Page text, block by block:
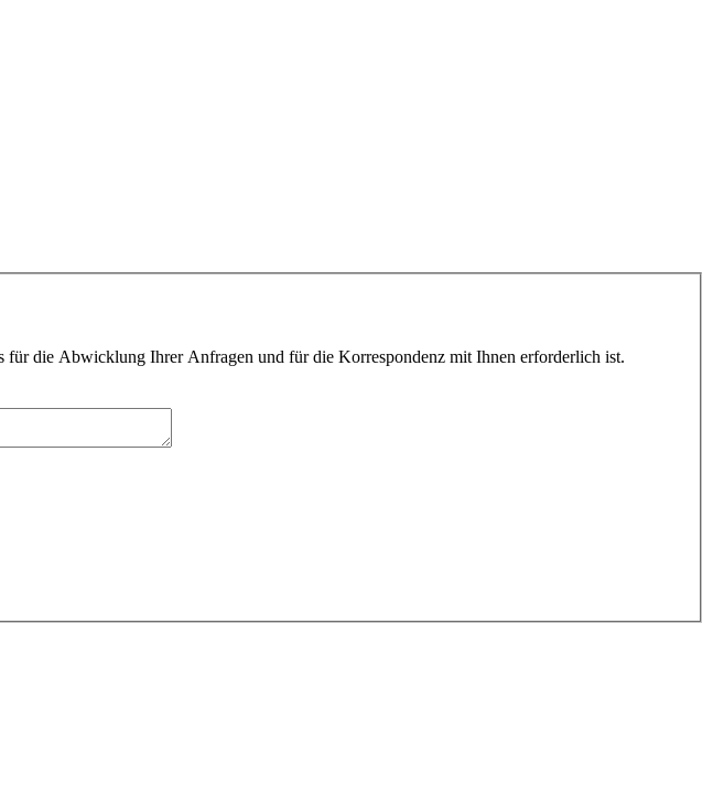
die Abwicklung Ihrer Anfragen und für die Korrespondenz mit Ihnen erforderlich ist.